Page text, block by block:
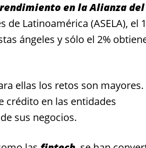
en la Alianza del
Latinoamérica (ASELA), el
ángeles y sólo el 2%
ellas los retos son mayores.
crédito en las entidades
sus negocios.